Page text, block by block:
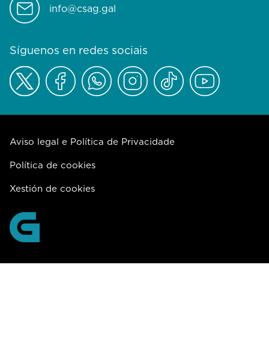
info@csag.gal
Síguenos en redes sociais
Aviso legal e Política de Privacidade
Política de cookies
Xestión de cookies